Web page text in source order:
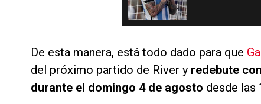
De esta manera, está todo dado para que
del próximo partido de River y redebute
durante el domingo 4 de agosto desde las